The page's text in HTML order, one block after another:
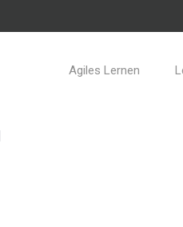
Agiles Lernen